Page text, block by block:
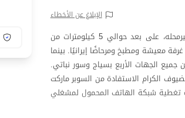
الإبلاغ عن الأخطاء
هذه الفيلا الدوبلكس المكونة من غرفتي نوم مع شرفة فسيحة تقع في قرية ميرمحله، على بعد حوالي 5 كيلومترات من
غرفة معيشة ومطبخ ومرحاضًا إيرانيًا. بينما
الجهات الأربع بسياج وسور نباتي.
حوالي 300 متر من الفيلا. يمكن للضيوف الكرام الاستفادة من السوبر ماركت
اليومية. جودة تغطية شبكة الهاتف المحمول لمشغلي